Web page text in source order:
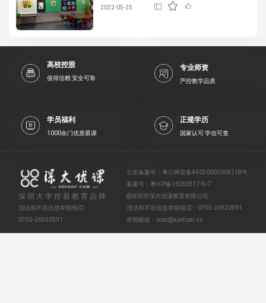
2022-05-25
高校控股
值得信赖 安全可靠
专业师资
严控教学品质
学员福利
1000余门优质慕课
正规学历
国家认可 学信可查
深圳大学控股教育品牌
违法和不良信息举报电话:
0755-26920591
公安备案号： 粤公网安备44030002004218号
备案号： 粤ICP备16050337号-7
@深圳市深大优课教育有限公司
违法和不良信息举报电话： 0755-26920591
举报邮箱： uooc@xuelipai.cn